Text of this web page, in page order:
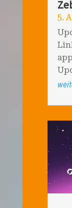
5.